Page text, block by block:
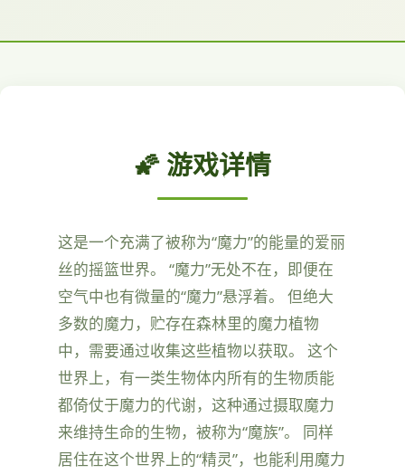
🌠 游戏详情
这是一个充满了被称为“魔力”的能量的爱丽
丝的摇篮世界。 “魔力”无处不在，即便在
空气中也有微量的“魔力”悬浮着。 但绝大
多数的魔力，贮存在森林里的魔力植物
中，需要通过收集这些植物以获取。 这个
世界上，有一类生物体内所有的生物质能
都倚仗于魔力的代谢，这种通过摄取魔力
来维持生命的生物，被称为“魔族”。 同样
居住在这个世界上的“精灵”，也能利用魔力